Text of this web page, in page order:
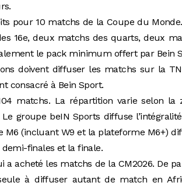
pour 10 matchs de la Coupe du
16e, deux matchs des quarts, deux
le pack minimum offert par Bein
doivent diffuser les matchs sur la
consacré à Bein Sport.
matchs. La répartition varie selon la
groupe beIN Sports diffuse
M6 (incluant W9 et la plateforme M6+)
demi-finales et la finale.
a acheté les matchs de la CM2026. De
à diffuser autant de match en